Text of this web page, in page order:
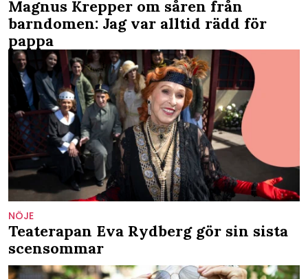
Magnus Krepper om såren från
barndomen: Jag var alltid rädd för
pappa
NÖJE
Teaterapan Eva Rydberg gör sin sista
scensommar